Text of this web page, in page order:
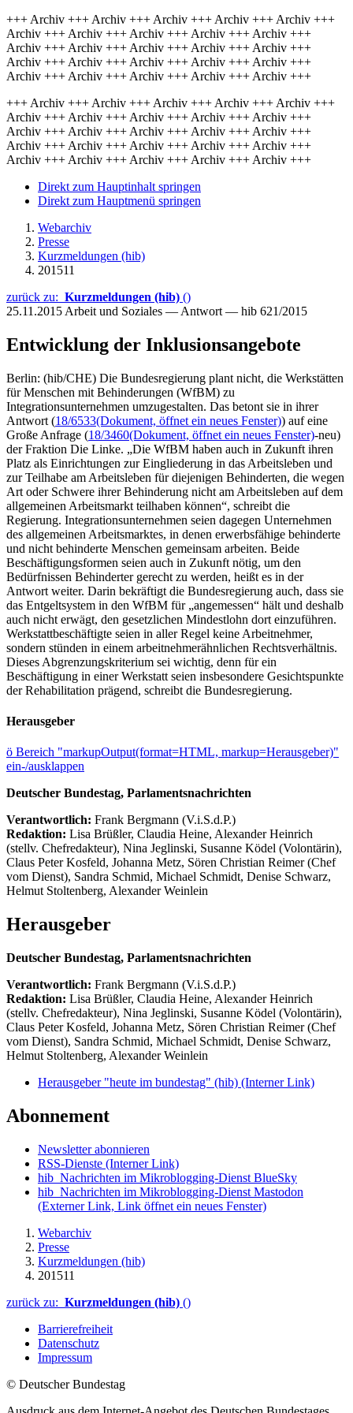
+++ Archiv +++ Archiv +++ Archiv +++ Archiv +++ Archiv +++
Archiv +++ Archiv +++ Archiv +++ Archiv +++ Archiv +++
Archiv +++ Archiv +++ Archiv +++ Archiv +++ Archiv +++
Archiv +++ Archiv +++ Archiv +++ Archiv +++ Archiv +++
Archiv +++ Archiv +++ Archiv +++ Archiv +++ Archiv +++
+++ Archiv +++ Archiv +++ Archiv +++ Archiv +++ Archiv +++
Archiv +++ Archiv +++ Archiv +++ Archiv +++ Archiv +++
Archiv +++ Archiv +++ Archiv +++ Archiv +++ Archiv +++
Archiv +++ Archiv +++ Archiv +++ Archiv +++ Archiv +++
Archiv +++ Archiv +++ Archiv +++ Archiv +++ Archiv +++
Direkt zum Hauptinhalt springen
Direkt zum Hauptmenü springen
Webarchiv
Presse
Kurzmeldungen (hib)
201511
zurück zu: Kurzmeldungen (hib) ()
25.11.2015 Arbeit und Soziales — Antwort — hib 621/2015
Entwicklung der Inklusionsangebote
Berlin: (hib/CHE) Die Bundesregierung plant nicht, die Werkstätten
für Menschen mit Behinderungen (WfBM) zu
Integrationsunternehmen umzugestalten. Das betont sie in ihrer
Antwort (18/6533(Dokument, öffnet ein neues Fenster)) auf eine
Große Anfrage (18/3460(Dokument, öffnet ein neues Fenster)-neu)
der Fraktion Die Linke. „Die WfBM haben auch in Zukunft ihren
Platz als Einrichtungen zur Eingliederung in das Arbeitsleben und
zur Teilhabe am Arbeitsleben für diejenigen Behinderten, die wegen
Art oder Schwere ihrer Behinderung nicht am Arbeitsleben auf dem
allgemeinen Arbeitsmarkt teilhaben können“, schreibt die
Regierung. Integrationsunternehmen seien dagegen Unternehmen
des allgemeinen Arbeitsmarktes, in denen erwerbsfähige behinderte
und nicht behinderte Menschen gemeinsam arbeiten. Beide
Beschäftigungsformen seien auch in Zukunft nötig, um den
Bedürfnissen Behinderter gerecht zu werden, heißt es in der
Antwort weiter. Darin bekräftigt die Bundesregierung auch, dass sie
das Entgeltsystem in den WfBM für „angemessen“ hält und deshalb
auch nicht erwägt, den gesetzlichen Mindestlohn dort einzuführen.
Werkstattbeschäftigte seien in aller Regel keine Arbeitnehmer,
sondern stünden in einem arbeitnehmerähnlichen Rechtsverhältnis.
Dieses Abgrenzungskriterium sei wichtig, denn für ein
Beschäftigung in einer Werkstatt seien insbesondere Gesichtspunkte
der Rehabilitation prägend, schreibt die Bundesregierung.
Herausgeber
ö Bereich "markupOutput(format=HTML, markup=Herausgeber)"
ein-/ausklappen
Deutscher Bundestag, Parlamentsnachrichten
Verantwortlich: Frank Bergmann (V.i.S.d.P.)
Redaktion: Lisa Brüßler, Claudia Heine, Alexander Heinrich
(stellv. Chefredakteur), Nina Jeglinski, Susanne Ködel (Volontärin),
Claus Peter Kosfeld, Johanna Metz, Sören Christian Reimer (Chef
vom Dienst), Sandra Schmid, Michael Schmidt, Denise Schwarz,
Helmut Stoltenberg, Alexander Weinlein
Herausgeber
Deutscher Bundestag, Parlamentsnachrichten
Verantwortlich: Frank Bergmann (V.i.S.d.P.)
Redaktion: Lisa Brüßler, Claudia Heine, Alexander Heinrich
(stellv. Chefredakteur), Nina Jeglinski, Susanne Ködel (Volontärin),
Claus Peter Kosfeld, Johanna Metz, Sören Christian Reimer (Chef
vom Dienst), Sandra Schmid, Michael Schmidt, Denise Schwarz,
Helmut Stoltenberg, Alexander Weinlein
Herausgeber "heute im bundestag" (hib) (Interner Link)
Abonnement
Newsletter abonnieren
RSS-Dienste (Interner Link)
hib_Nachrichten im Mikroblogging-Dienst BlueSky
hib_Nachrichten im Mikroblogging-Dienst Mastodon
(Externer Link, Link öffnet ein neues Fenster)
Webarchiv
Presse
Kurzmeldungen (hib)
201511
zurück zu: Kurzmeldungen (hib) ()
Barrierefreiheit
Datenschutz
Impressum
© Deutscher Bundestag